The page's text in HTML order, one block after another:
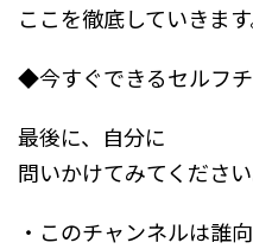
ここを徹底していきます
◆今すぐできるセルフ
最後に、自分に
問いかけてみてください
・このチャンネルは誰